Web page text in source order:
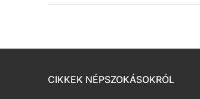
CIKKEK NÉPSZOKÁSOKRÓL